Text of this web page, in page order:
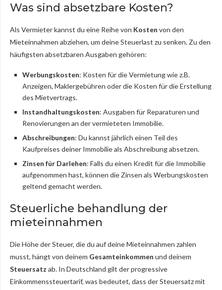
Was sind absetzbare Kosten?
Als Vermieter kannst du eine Reihe von Kosten von den
Mieteinnahmen abziehen, um deine Steuerlast zu senken. Zu den
häufigsten absetzbaren Ausgaben gehören:
Werbungskosten: Kosten für die Vermietung wie z.B.
Anzeigen, Maklergebühren oder die Kosten für die Erstellung
des Mietvertrags.
Instandhaltungskosten: Ausgaben für Reparaturen und
Renovierungen an der vermieteten Immobilie.
Abschreibungen: Du kannst jährlich einen Teil des
Kaufpreises deiner Immobilie als Abschreibung absetzen.
Zinsen für Darlehen: Falls du einen Kredit für die Immobilie
aufgenommen hast, können die Zinsen als Werbungskosten
geltend gemacht werden.
Steuerliche behandlung der
mieteinnahmen
Die Höhe der Steuer, die du auf deine Mieteinnahmen zahlen
musst, hängt von deinem Gesamteinkommen und deinem
Steuersatz ab. In Deutschland gilt der progressive
Einkommenssteuertarif, was bedeutet, dass der Steuersatz mit